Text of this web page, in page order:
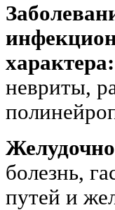
характера:
невриты,
болезнь,
путей и